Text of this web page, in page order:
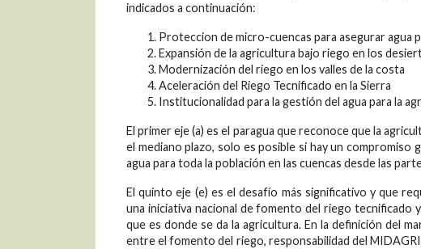
indicados a continuación:
Proteccion de micro-cuencas para asegurar agua
Expansión de la agricultura bajo riego en los
Modernización del riego en los valles de la costa
Aceleración del Riego Tecnificado en la Sierra
Institucionalidad para la gestión del agua para la
El primer eje (a) es el paragua que reconoce que la
el mediano plazo, solo es posible si hay un
agua para toda la población en las cuencas desde las
El quinto eje (e) es el desafío más significativo y que
una iniciativa nacional de fomento del riego tecnificado
que es donde se da la agricultura. En la definición del
entre el fomento del riego, responsabilidad del